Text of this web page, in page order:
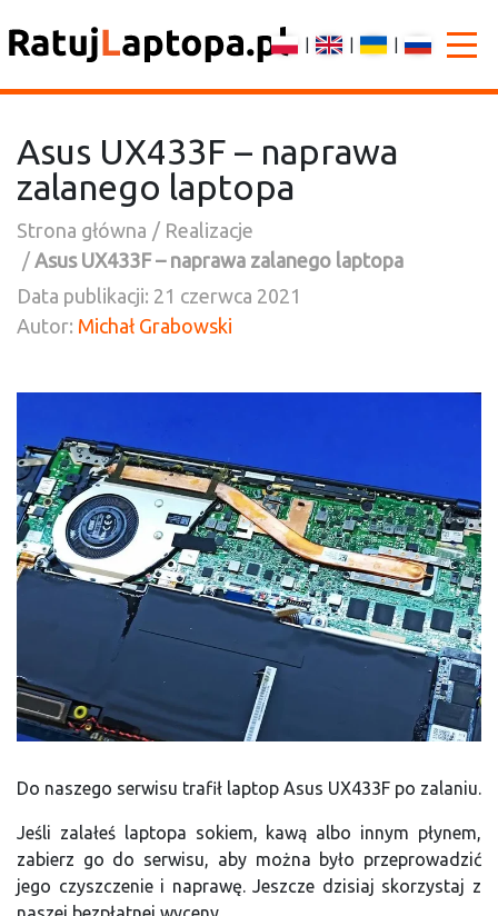
| | |
Asus UX433F – naprawa
zalanego laptopa
Strona główna
Realizacje
Asus UX433F – naprawa zalanego laptopa
Data publikacji: 21 czerwca 2021
Autor: Michał Grabowski
Do naszego serwisu trafił laptop Asus UX433F po zalaniu.
Jeśli zalałeś laptopa sokiem, kawą albo innym płynem,
zabierz go do serwisu, aby można było przeprowadzić
jego czyszczenie i naprawę. Jeszcze dzisiaj skorzystaj z